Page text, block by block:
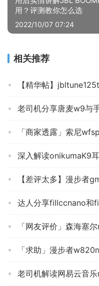
用？评测教你怎么选
2022/10/07 07:24
相关推荐
深入解读onikumaK9
老司机解读网易云音